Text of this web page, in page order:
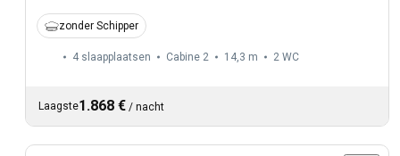
zonder Schipper
4 slaapplaatsen Cabine 2 14,3 m 2 WC
Laagste1.868 € / nacht